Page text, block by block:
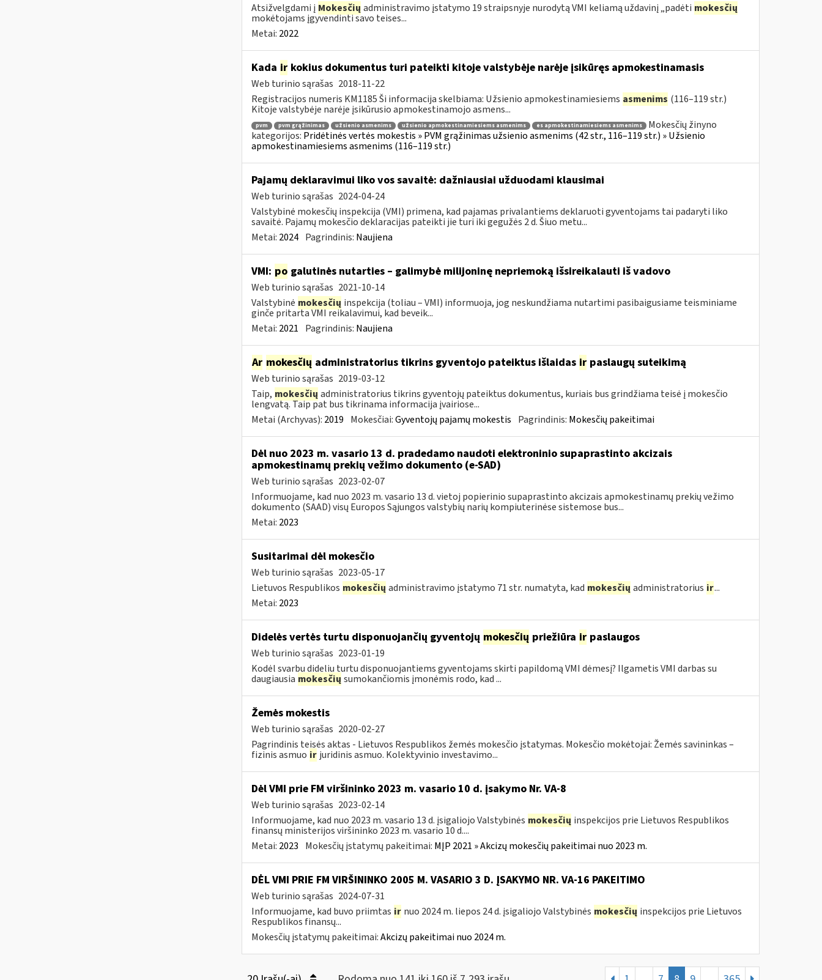
Atsižvelgdami į Mokesčių administravimo įstatymo 19 straipsnyje nurodytą VMI keliamą uždavinį „padėti mokesčių
mokėtojams įgyvendinti savo teises...
Metai: 2022
Kada irkokius dokumentus turi pateikti kitoje valstybėje narėje įsikūręs apmokestinamasis
Web turinio sąrašas 2018-11-22
Registracijos numeris KM1185 Ši informacija skelbiama: Užsienio apmokestinamiesiems asmenims (116–119 str.)
Kitoje valstybėje narėje įsikūrusio apmokestinamojo asmens...
pvm pvm grąžinimas užsienio asmenims užsienio apmokestinamiesiems asmenims es apmokestinamiesiems asmenims
Mokesčių žinyno
kategorijos: Pridėtinės vertės mokestis » PVM grąžinimas užsienio asmenims (42 str., 116–119 str.) » Užsienio
apmokestinamiesiems asmenims (116–119 str.)
Pajamų deklaravimui liko vos savaitė: dažniausiai užduodami klausimai
Web turinio sąrašas 2024-04-24
Valstybinė mokesčių inspekcija (VMI) primena, kad pajamas privalantiems deklaruoti gyventojams tai padaryti liko
savaitė. Pajamų mokesčio deklaracijas pateikti jie turi iki gegužės 2 d. Šiuo metu...
Metai: 2024 Pagrindinis: Naujiena
VMI: po galutinės nutarties – galimybė milijoninę nepriemoką išsireikalauti iš vadovo
Web turinio sąrašas 2021-10-14
Valstybinė mokesčių inspekcija (toliau – VMI) informuoja, jog neskundžiama nutartimi pasibaigusiame teisminiame
ginče pritarta VMI reikalavimui, kad beveik...
Metai: 2021 Pagrindinis: Naujiena
Ar mokesčių administratorius tikrins gyventojo pateiktus išlaidas irpaslaugų suteikimą
Web turinio sąrašas 2019-03-12
Taip, mokesčių administratorius tikrins gyventojų pateiktus dokumentus, kuriais bus grindžiama teisė į mokesčio
lengvatą. Taip pat bus tikrinama informacija įvairiose...
Metai (Archyvas): 2019 Mokesčiai:Gyventojų pajamų mokestis Pagrindinis: Mokesčių pakeitimai
Dėl nuo 2023 m. vasario 13 d. pradedamo naudoti elektroninio supaprastinto akcizais
apmokestinamų prekių vežimo dokumento (e-SAD)
Web turinio sąrašas 2023-02-07
Informuojame, kad nuo 2023 m. vasario 13 d. vietoj popierinio supaprastinto akcizais apmokestinamų prekių vežimo
dokumento (SAAD) visų Europos Sąjungos valstybių narių kompiuterinėse sistemose bus...
Metai: 2023
Susitarimai dėl mokesčio
Web turinio sąrašas 2023-05-17
Lietuvos Respublikos mokesčių administravimo įstatymo 71 str. numatyta, kad mokesčių administratorius ir...
Metai: 2023
Didelės vertės turtu disponuojančių gyventojų mokesčių priežiūra irpaslaugos
Web turinio sąrašas 2023-01-19
Kodėl svarbu dideliu turtu disponuojantiems gyventojams skirti papildomą VMI dėmesį? Ilgametis VMI darbas su
daugiausia mokesčių sumokančiomis įmonėmis rodo, kad ...
Žemės mokestis
Web turinio sąrašas 2020-02-27
Pagrindinis teisės aktas - Lietuvos Respublikos žemės mokesčio įstatymas. Mokesčio mokėtojai: Žemės savininkas –
fizinis asmuo ir juridinis asmuo. Kolektyvinio investavimo...
Dėl VMI prie FM viršininko 2023 m. vasario 10 d. įsakymo Nr. VA-8
Web turinio sąrašas 2023-02-14
Informuojame, kad nuo 2023 m. vasario 13 d. įsigaliojo Valstybinės mokesčių inspekcijos prie Lietuvos Respublikos
finansų ministerijos viršininko 2023 m. vasario 10 d....
Metai: 2023 Mokesčių įstatymų pakeitimai: MĮP 2021 » Akcizų mokesčių pakeitimai nuo 2023 m.
DĖL VMI PRIE FM VIRŠININKO 2005 M. VASARIO 3 D. ĮSAKYMO NR. VA-16 PAKEITIMO
Web turinio sąrašas 2024-07-31
Informuojame, kad buvo priimtas ir nuo 2024 m. liepos 24 d. įsigaliojo Valstybinės mokesčių inspekcijos prie Lietuvos
Respublikos finansų...
Mokesčių įstatymų pakeitimai:Akcizų pakeitimai nuo 2024 m.